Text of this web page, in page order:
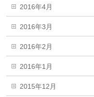
2016年4月
2016年3月
2016年2月
2016年1月
2015年12月